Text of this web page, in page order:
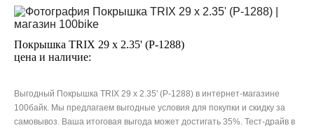
Покрышка TRIX 29 x 2.35' (P-1288)
цена и наличие:
Выгодный Покрышка TRIX 29 x 2.35' (P-1288) в интернет-магазине
100байк. Мы предлагаем выгодные условия для покупки и скидку за
самовывоз. Ваша итоговая выгода может достигать 35%. Тест-драйв в